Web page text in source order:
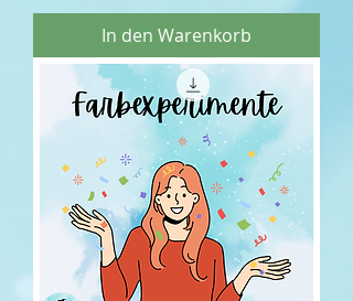
In den Warenkorb